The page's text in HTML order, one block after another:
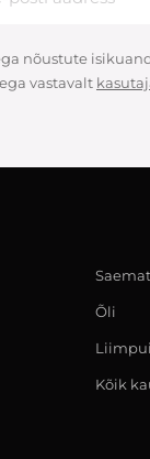
nõustute
vastavalt
Õli
Kõik